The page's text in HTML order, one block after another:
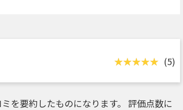
(5)
を要約したものになります。 評価点数に